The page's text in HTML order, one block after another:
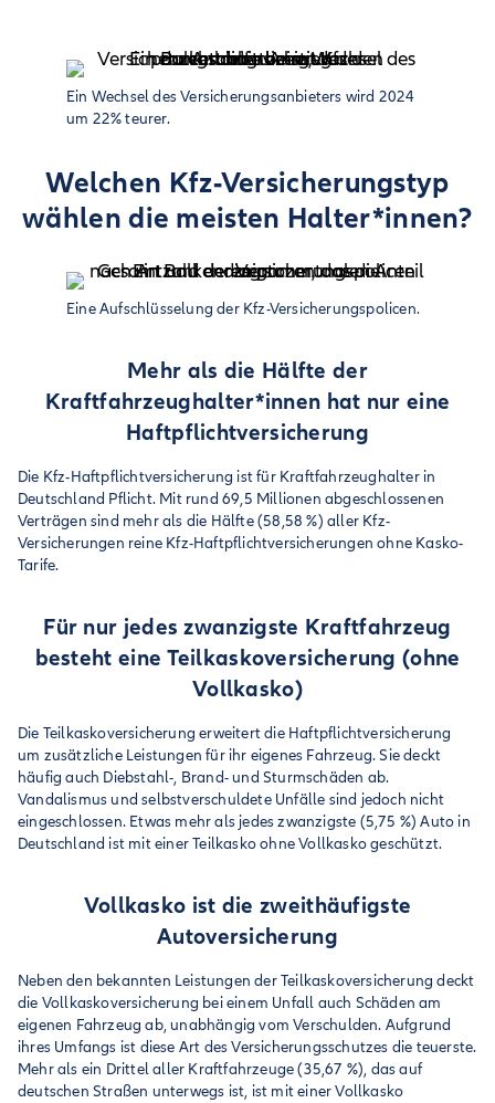
Ein Wechsel des Versicherungsanbieters wird 2024
um 22% teurer.
Welchen Kfz-Versicherungstyp
wählen die meisten Halter*innen?
Eine Aufschlüsselung der Kfz-Versicherungspolicen.
Mehr als die Hälfte der
Kraftfahrzeughalter*innen hat nur eine
Haftpflichtversicherung
Die Kfz-Haftpflichtversicherung ist für Kraftfahrzeughalter in
Deutschland Pflicht. Mit rund 69,5 Millionen abgeschlossenen
Verträgen sind mehr als die Hälfte (58,58 %) aller Kfz-
Versicherungen reine Kfz-Haftpflichtversicherungen ohne Kasko-
Tarife.
Für nur jedes zwanzigste Kraftfahrzeug
besteht eine Teilkaskoversicherung (ohne
Vollkasko)
Die Teilkaskoversicherung erweitert die Haftpflichtversicherung
um zusätzliche Leistungen für ihr eigenes Fahrzeug. Sie deckt
häufig auch Diebstahl-, Brand- und Sturmschäden ab.
Vandalismus und selbstverschuldete Unfälle sind jedoch nicht
eingeschlossen. Etwas mehr als jedes zwanzigste (5,75 %) Auto in
Deutschland ist mit einer Teilkasko ohne Vollkasko geschützt.
Vollkasko ist die zweithäufigste
Autoversicherung
Neben den bekannten Leistungen der Teilkaskoversicherung deckt
die Vollkaskoversicherung bei einem Unfall auch Schäden am
eigenen Fahrzeug ab, unabhängig vom Verschulden. Aufgrund
ihres Umfangs ist diese Art des Versicherungsschutzes die teuerste.
Mehr als ein Drittel aller Kraftfahrzeuge (35,67 %), das auf
deutschen Straßen unterwegs ist, ist mit einer Vollkasko